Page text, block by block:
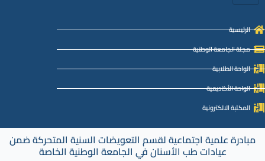
الرئيسية
مجلة الجامعة الوطنية
الواحة الطلابية
الواحة الأكاديمية
المكتبة الالكترونية
مبادرة علمية اجتماعية لقسم التعويضات السنية المتحركة ضمن
عيادات طب الأسنان في الجامعة الوطنية الخاصة